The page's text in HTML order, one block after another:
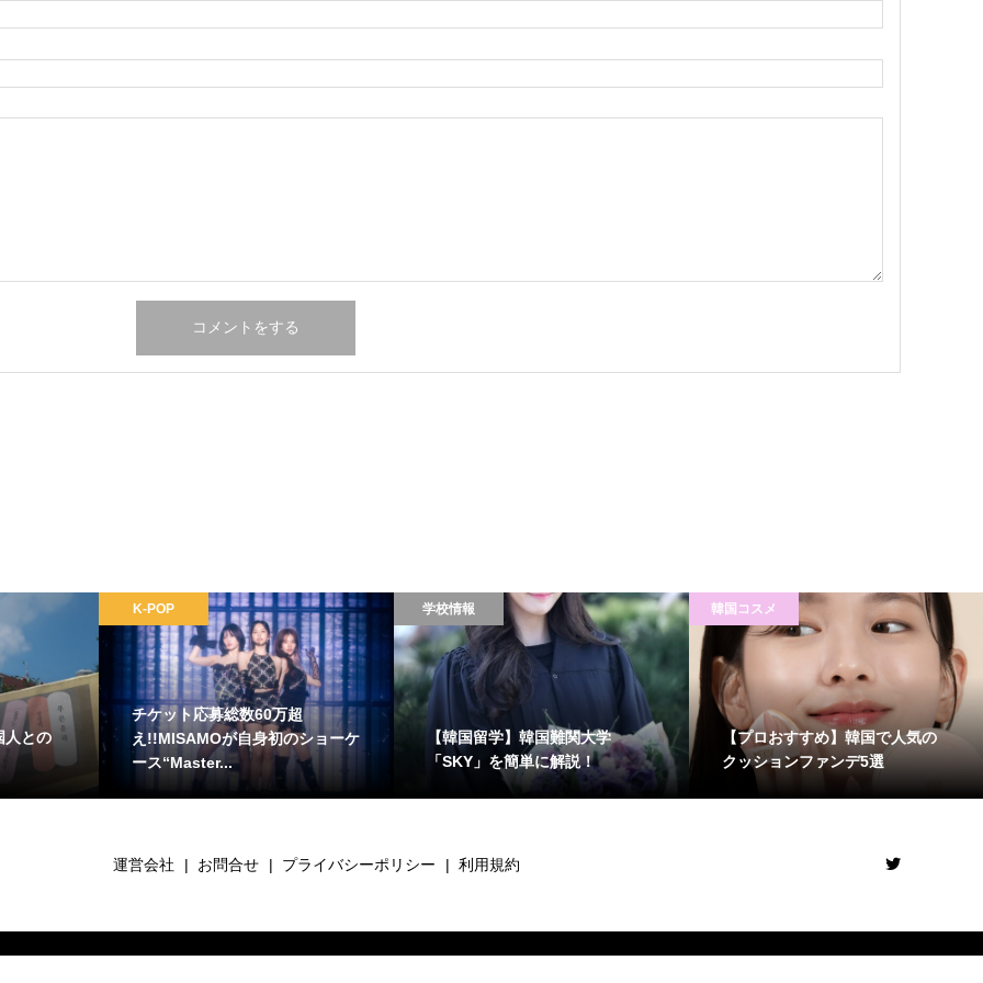
人との
K-POP
チケット応募総数60万超
え!!MISAMOが自身初のショーケ
ース“Master...
学校情報
【韓国留学】韓国難関大学
「SKY」を簡単に解説！
韓国コスメ
【プロおすすめ】韓国で人気の
クッションファンデ5選
運営会社 お問合せ プライバシーポリシー 利用規約